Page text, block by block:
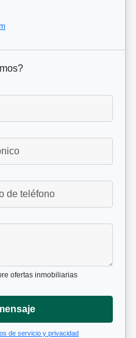
ofertas inmobiliarias
de servicio y privacidad